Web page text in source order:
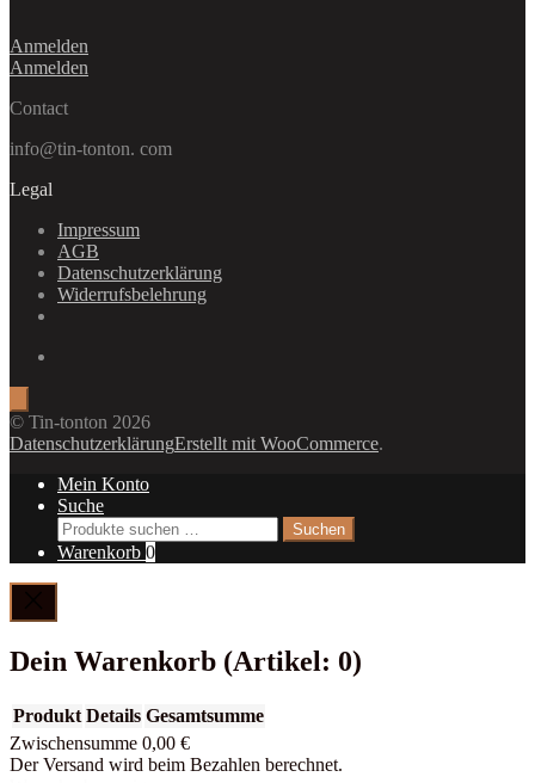
Anmelden
Anmelden
Contact
info@tin-tonton. com
Legal
Impressum
AGB
Datenschutzerklärung
Widerrufsbelehrung
© Tin-tonton 2026
DatenschutzerklärungErstellt mit WooCommerce.
Mein Konto
Suche
Suchen
nach:
Suchen
Warenkorb 0
Dein Warenkorb (Artikel: 0)
Produkte
Produkt Details Gesamtsumme
Zwischensumme 0,00 €
Der Versand wird beim Bezahlen berechnet.